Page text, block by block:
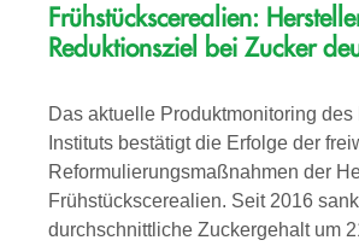
Frühstückscerealien:
Reduktionsziel bei Zucker
Das aktuelle Produktmonitoring des
Instituts bestätigt die Erfolge der
Reformulierungsmaßnahmen der
Frühstückscerealien. Seit 2016
durchschnittliche Zuckergehalt um